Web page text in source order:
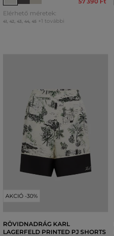
Elérhető méretek:
41 42 43 44, 45 +1 további
AKCIÓ -30%
RÖVIDNADRÁG KARL
LAGERFELD PRINTED PJ SHORTS